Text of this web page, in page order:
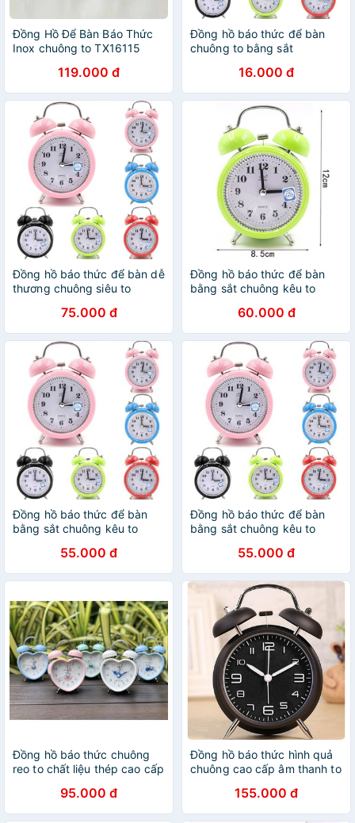
Đồng Hồ Để Bàn Báo Thức
Inox chuông to TX16115
119.000 đ
Đồng hồ báo thức để bàn
chuông to bằng sắt
16.000 đ
Đồng hồ báo thức để bàn dễ
thương chuông siêu to
75.000 đ
Đồng hồ báo thức để bàn
bằng sắt chuông kêu to
60.000 đ
Đồng hồ báo thức để bàn
bằng sắt chuông kêu to
55.000 đ
Đồng hồ báo thức để bàn
bằng sắt chuông kêu to
55.000 đ
Đồng hồ báo thức chuông
reo to chất liệu thép cao cấp
95.000 đ
Đồng hồ báo thức hình quả
chuông cao cấp âm thanh to
155.000 đ